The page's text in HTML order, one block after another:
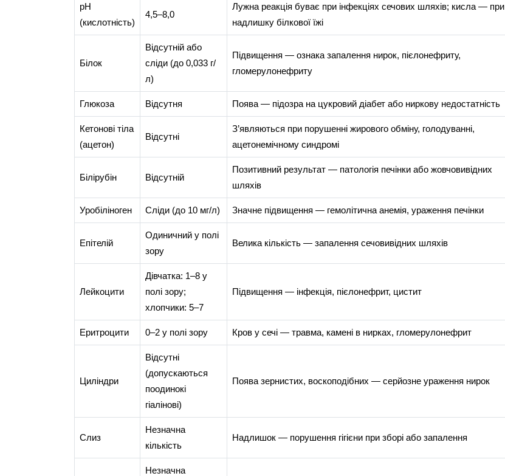
pH
(кислотність)
4,5–8,0
Лужна реакція буває при інфекціях сечових шляхів; кисла — при
надлишку білкової їжі
Білок
Відсутній або
сліди (до 0,033 г/
л)
Підвищення — ознака запалення нирок, пієлонефриту,
гломерулонефриту
Глюкоза Відсутня Поява — підозра на цукровий діабет або ниркову недостатність
Кетонові тіла
(ацетон)
Відсутні
З’являються при порушенні жирового обміну, голодуванні,
ацетонемічному синдромі
Білірубін Відсутній
Позитивний результат — патологія печінки або жовчовивідних
шляхів
Уробіліноген Сліди (до 10 мг/л) Значне підвищення — гемолітична анемія, ураження печінки
Епітелій
Одиничний у полі
зору
Велика кількість — запалення сечовивідних шляхів
Лейкоцити
Дівчатка: 1–8 у
полі зору;
хлопчики: 5–7
Підвищення — інфекція, пієлонефрит, цистит
Еритроцити 0–2 у полі зору Кров у сечі — травма, камені в нирках, гломерулонефрит
Циліндри
Відсутні
(допускаються
поодинокі
гіалінові)
Поява зернистих, воскоподібних — серйозне ураження нирок
Слиз
Незначна
кількість
Надлишок — порушення гігієни при зборі або запалення
Незначна